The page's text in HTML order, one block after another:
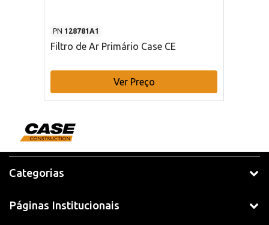
PN 128781A1
Filtro de Ar Primário Case CE
Ver Preço
Categorias
Páginas Institucionais